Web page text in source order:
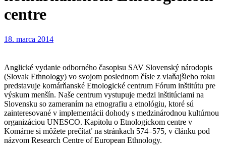
centre
18. marca 2014
Anglické vydanie odborného časopisu SAV Slovenský národopis
(Slovak Ethnology) vo svojom poslednom čísle z vlaňajšieho roku
predstavuje komárňanské Etnologické centrum Fórum inštitútu pre
výskum menšín. Naše centrum vystupuje medzi inštitúciami na
Slovensku so zameraním na etnografiu a etnológiu, ktoré sú
zainteresované v implementácii dohody s medzinárodnou kultúrnou
organizáciou UNESCO. Kapitolu o Etnologickom centre v
Komárne si môžete prečítať na stránkach 574–575, v článku pod
názvom Research Centre of European Ethnology.